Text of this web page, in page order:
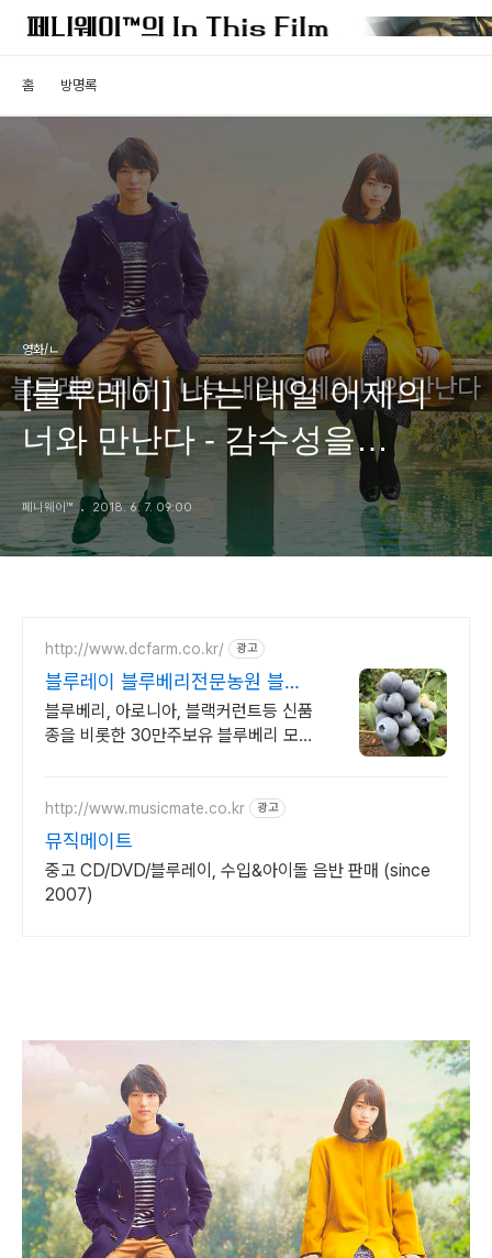
홈 방명록
영화/ㄴ
[블루레이] 나는 내일 어제의
너와 만난다 - 감수성을
자극하는 역방향 시간 로맨스
페니웨이™ 2018. 6. 7. 09:00
http://www.dcfarm.co.kr/ 광고
블루레이 블루베리전문농원 블루
베리묘목 농자재 영양제
블루베리, 아로니아, 블랙커런트등 신품
종을 비롯한 30만주보유 블루베리 모든
http://www.musicmate.co.kr 광고
뮤직메이트
중고 CD/DVD/블루레이, 수입&아이돌 음반 판매 (since
2007)